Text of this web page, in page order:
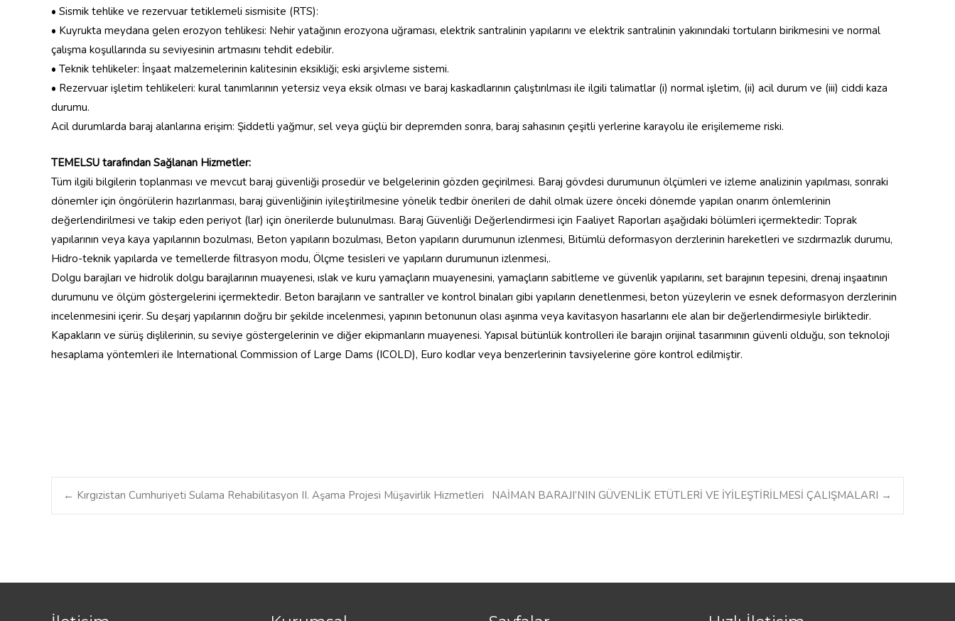
• Sismik tehlike ve rezervuar tetiklemeli sismisite (RTS):
• Kuyrukta meydana gelen erozyon tehlikesi: Nehir yatağının erozyona uğraması, elektrik santralinin yapılarını ve elektrik santralinin yakınındaki tortuların birikmesini ve normal
çalışma koşullarında su seviyesinin artmasını tehdit edebilir.
• Teknik tehlikeler: İnşaat malzemelerinin kalitesinin eksikliği; eski arşivleme sistemi.
• Rezervuar işletim tehlikeleri: kural tanımlarının yetersiz veya eksik olması ve baraj kaskadlarının çalıştırılması ile ilgili talimatlar (i) normal işletim, (ii) acil durum ve (iii) ciddi kaza
durumu.
Acil durumlarda baraj alanlarına erişim: Şiddetli yağmur, sel veya güçlü bir depremden sonra, baraj sahasının çeşitli yerlerine karayolu ile erişilememe riski.
TEMELSU tarafından Sağlanan Hizmetler:
Tüm ilgili bilgilerin toplanması ve mevcut baraj güvenliği prosedür ve belgelerinin gözden geçirilmesi. Baraj gövdesi durumunun ölçümleri ve izleme analizinin yapılması, sonraki
dönemler için öngörülerin hazırlanması, baraj güvenliğinin iyileştirilmesine yönelik tedbir önerileri de dahil olmak üzere önceki dönemde yapılan onarım önlemlerinin
değerlendirilmesi ve takip eden periyot (lar) için önerilerde bulunulması. Baraj Güvenliği Değerlendirmesi için Faaliyet Raporları aşağıdaki bölümleri içermektedir: Toprak
yapılarının veya kaya yapılarının bozulması, Beton yapıların bozulması, Beton yapıların durumunun izlenmesi, Bitümlü deformasyon derzlerinin hareketleri ve sızdırmazlık durumu,
Hidro-teknik yapılarda ve temellerde filtrasyon modu, Ölçme tesisleri ve yapıların durumunun izlenmesi,.
Dolgu barajları ve hidrolik dolgu barajlarının muayenesi, ıslak ve kuru yamaçların muayenesini, yamaçların sabitleme ve güvenlik yapılarını, set barajının tepesini, drenaj inşaatının
durumunu ve ölçüm göstergelerini içermektedir. Beton barajların ve santraller ve kontrol binaları gibi yapıların denetlenmesi, beton yüzeylerin ve esnek deformasyon derzlerinin
incelenmesini içerir. Su deşarj yapılarının doğru bir şekilde incelenmesi, yapının betonunun olası aşınma veya kavitasyon hasarlarını ele alan bir değerlendirmesiyle birliktedir.
Kapakların ve sürüş dişlilerinin, su seviye göstergelerinin ve diğer ekipmanların muayenesi. Yapısal bütünlük kontrolleri ile barajın orijinal tasarımının güvenli olduğu, son teknoloji
hesaplama yöntemleri ile International Commission of Large Dams (ICOLD), Euro kodlar veya benzerlerinin tavsiyelerine göre kontrol edilmiştir.
← Kırgızistan Cumhuriyeti Sulama Rehabilitasyon II. Aşama Projesi Müşavirlik Hizmetleri NAİMAN BARAJI’NIN GÜVENLİK ETÜTLERİ VE İYİLEŞTİRİLMESİ ÇALIŞMALARI →